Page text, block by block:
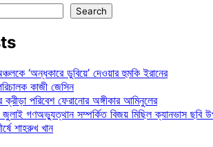
Search
‘অন্ধকারে ডুবিয়ে’ দেওয়ার হুমকি ইরানের
কাজী জেসিন
ক্রীড়া পরিবেশ ফেরানোর অঙ্গীকার আমিনুলের
গণঅভ্যুত্থান সম্পর্কিত বিজয় মিছিল ক্যানভাস ছবি
শাহরুখ খান